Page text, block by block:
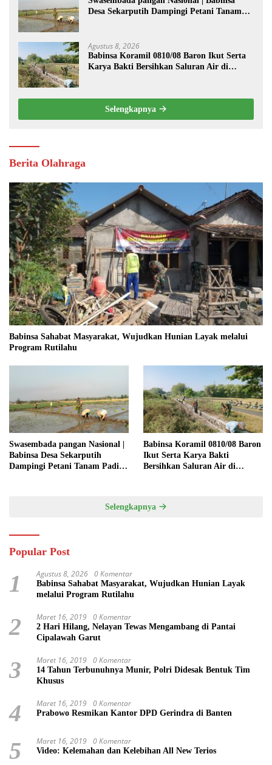
Desa Sekarputih Dampingi Petani Tanam
Agustus 8, 2026
Babinsa Koramil 0810/08 Baron Ikut Serta
Karya Bakti Bersihkan Saluran Air di
Selengkapnya
Berita Olahraga
Babinsa Sahabat Masyarakat, Wujudkan Hunian Layak melalui
Program Rutilahu
Swasembada pangan Nasional |
Babinsa Desa Sekarputih
Dampingi Petani Tanam Padi,
Babinsa Koramil 0810/08 Baron
Ikut Serta Karya Bakti
Bersihkan Saluran Air di
Selengkapnya
Popular Post
1 Agustus 8, 2026 0 Komentar
Babinsa Sahabat Masyarakat, Wujudkan Hunian Layak
melalui Program Rutilahu
2 Maret 16, 2019 0 Komentar
2 Hari Hilang, Nelayan Tewas Mengambang di Pantai
Cipalawah Garut
3 Maret 16, 2019 0 Komentar
14 Tahun Terbunuhnya Munir, Polri Didesak Bentuk Tim
Khusus
4 Maret 16, 2019 0 Komentar
Prabowo Resmikan Kantor DPD Gerindra di Banten
5 Maret 16, 2019 0 Komentar
Video: Kelemahan dan Kelebihan All New Terios